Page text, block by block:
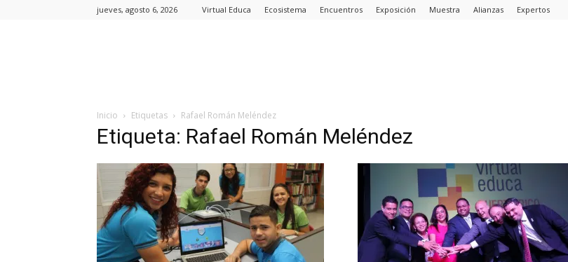
jueves, agosto 6, 2026 Virtual Educa Ecosistema Encuentros Exposición Muestra Alianzas Expertos
Inicio Etiquetas Rafael Román Meléndez
Etiqueta: Rafael Román Meléndez